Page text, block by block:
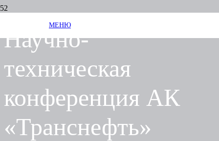
МЕНЮ
Научно-
техническая
конференция АК
«Транснефть»